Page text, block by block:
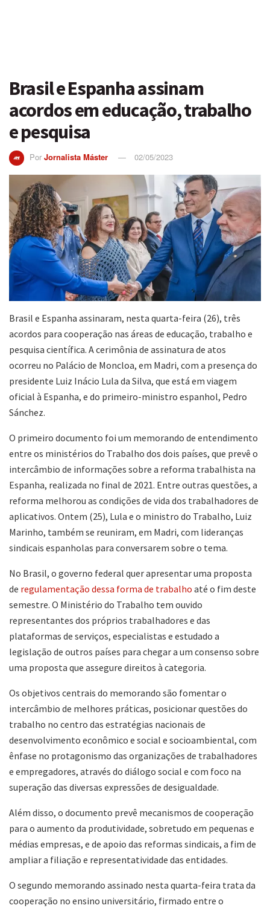
Brasil e Espanha assinam
acordos em educação, trabalho
e pesquisa
Por Jornalista Máster 02/05/2023
Brasil e Espanha assinaram, nesta quarta-feira (26), três
acordos para cooperação nas áreas de educação, trabalho e
pesquisa científica. A cerimônia de assinatura de atos
ocorreu no Palácio de Moncloa, em Madri, com a presença do
presidente Luiz Inácio Lula da Silva, que está em viagem
oficial à Espanha, e do primeiro-ministro espanhol, Pedro
Sánchez.
O primeiro documento foi um memorando de entendimento
entre os ministérios do Trabalho dos dois países, que prevê o
intercâmbio de informações sobre a reforma trabalhista na
Espanha, realizada no final de 2021. Entre outras questões, a
reforma melhorou as condições de vida dos trabalhadores de
aplicativos. Ontem (25), Lula e o ministro do Trabalho, Luiz
Marinho, também se reuniram, em Madri, com lideranças
sindicais espanholas para conversarem sobre o tema.
No Brasil, o governo federal quer apresentar uma proposta
de regulamentação dessa forma de trabalho até o fim deste
semestre. O Ministério do Trabalho tem ouvido
representantes dos próprios trabalhadores e das
plataformas de serviços, especialistas e estudado a
legislação de outros países para chegar a um consenso sobre
uma proposta que assegure direitos à categoria.
Os objetivos centrais do memorando são fomentar o
intercâmbio de melhores práticas, posicionar questões do
trabalho no centro das estratégias nacionais de
desenvolvimento econômico e social e socioambiental, com
ênfase no protagonismo das organizações de trabalhadores
e empregadores, através do diálogo social e com foco na
superação das diversas expressões de desigualdade.
Além disso, o documento prevê mecanismos de cooperação
para o aumento da produtividade, sobretudo em pequenas e
médias empresas, e de apoio das reformas sindicais, a fim de
ampliar a filiação e representatividade das entidades.
O segundo memorando assinado nesta quarta-feira trata da
cooperação no ensino universitário, firmado entre o